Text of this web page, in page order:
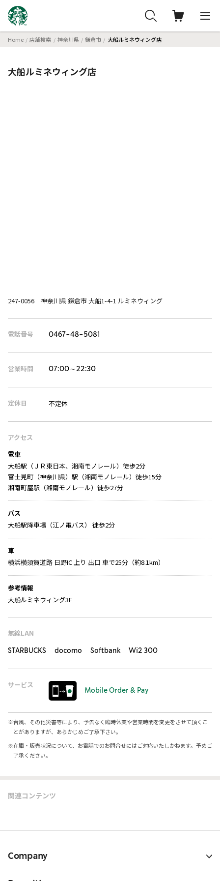
Home 店舗検索 神奈川県 鎌倉市 大船ルミネウィング店
大船ルミネウィング店
247-0056 神奈川県 鎌倉市 大船1-4-1 ルミネウィング
電話番号 0467-48-5081
営業時間 07:00～22:30
定休日 不定休
アクセス
電車
大船駅（ＪＲ東日本、湘南モノレール）徒歩2分
富士見町（神奈川県）駅（湘南モノレール）徒歩15分
湘南町屋駅（湘南モノレール）徒歩27分
バス
大船駅降車場（江ノ電バス） 徒歩2分
車
横浜横須賀道路 日野IC 上り 出口 車で25分（約8.1km）
参考情報
大船ルミネウィング3F
無線LAN
STARBUCKS docomo Softbank Wi2 300
サービス
Mobile Order & Pay
※台風、その他災害等により、予告なく臨時休業や営業時間を変更をさせて頂くこ
とがありますが、あらかじめご了承下さい。
※在庫・販売状況について、お電話でのお問合せにはご対応いたしかねます。予めご
了承ください。
関連コンテンツ
Company